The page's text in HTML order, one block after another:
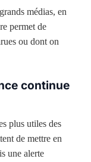
médias, en
permet de
ou dont on
continue
plus utiles des
de mettre en
une alerte